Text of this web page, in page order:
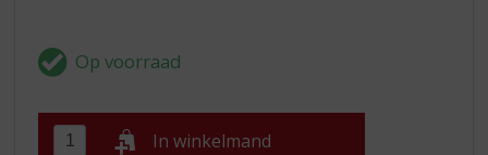
In winkelmand